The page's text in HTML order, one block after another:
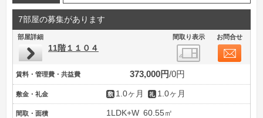
7部屋の募集があります
部屋詳細 間取り表示 お問合せ
11階１１０４
賃料・管理費・共益費 373,000円 0円
敷金・礼金 1.0ヶ月 1.0ヶ月
間取・面積 1LDK+W 60.55㎡